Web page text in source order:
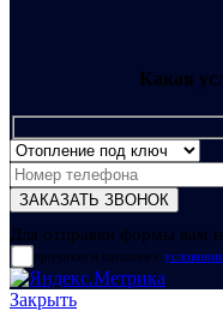
Какая
Для отправки формы вам
прочитал и согласен с
Закрыть